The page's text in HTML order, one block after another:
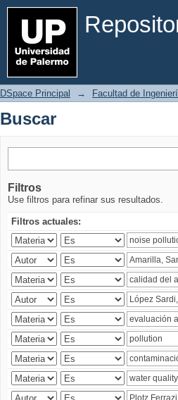
Buscar
DSpace Principal → Facultad de
Buscar
Filtros
Use filtros para refinar sus resultados.
Filtros actuales: